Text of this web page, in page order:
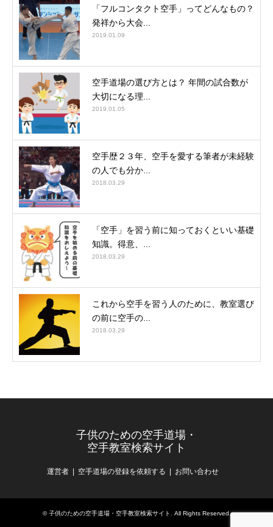
「フルコンタクト空手」ってどんなもの？
発祥から大会...
2019.01.09
空手道場の選び方とは？ 年間の試合数が
大切になる理...
2019.01.05
空手歴２３年、空手を愛する筆者が未経験
の人でも分か...
2018.03.29
「空手」を習う前に知っておくといい基礎
知識。得意、...
2018.03.29
これから空手を習う人のために、教室選び
の前に空手の...
2018.03.29
子供のための空手道場・
空手教室検索サイト
運営者 空手道場の登録を依頼する お問い合わせ
©子供のための空手道場・空手教室検索サイト . All Rights Reserved.